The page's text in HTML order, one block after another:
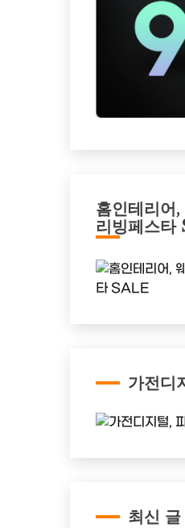
홈인테리어
리빙페스타
가전디
최신 글